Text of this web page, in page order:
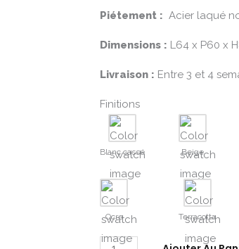
Piétement : Acier laqué
Dimensions : L64 x P60 x
Livraison : Entre 3 et 4
Finitions
Blanc cassé Beige
Ocre Terracotta